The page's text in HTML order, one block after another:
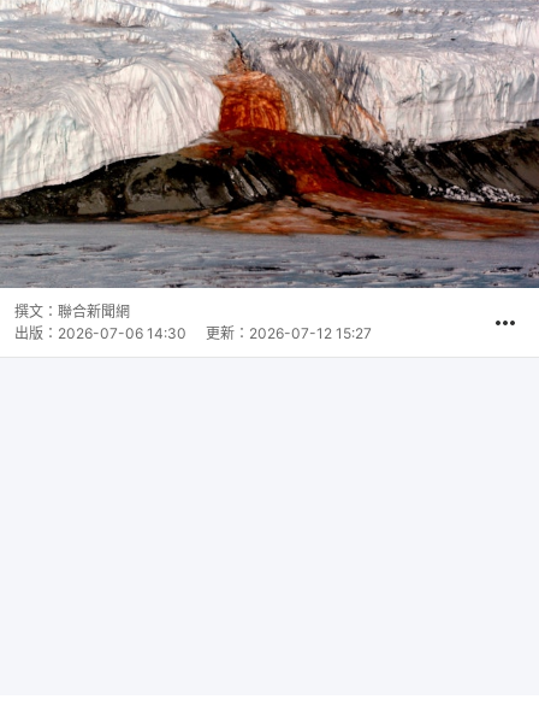
撰文： 聯合新聞網
出版： 2026-07-06 14:30 更新： 2026-07-12 15:27